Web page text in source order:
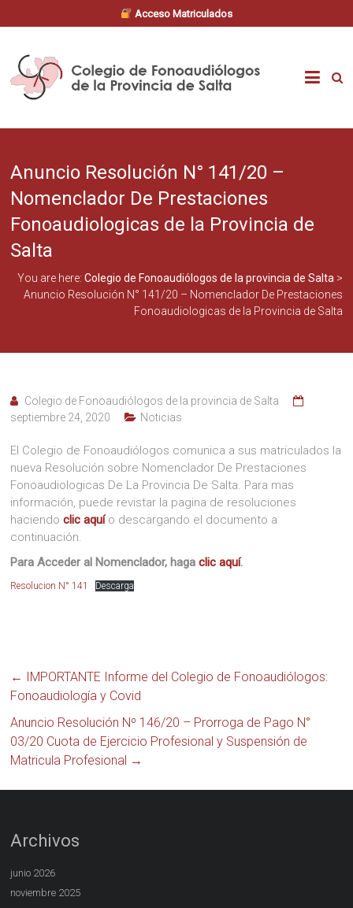
Acceso Matriculados
content
Colegio
de
de
la
provincia
de
colegio
Anuncio Resolución N° 141/20 –
Nomenclador De Prestaciones
Fonoaudiologicas de la Provincia de
Salta
You are here: Colegio de Fonoaudiólogos de la provincia de Salta>
Anuncio Resolución N° 141/20 – Nomenclador De Prestaciones
Fonoaudiologicas de la Provincia de Salta
Colegio de Fonoaudiólogos de la provincia de Salta
septiembre 24, 2020
Noticias
El Colegio de Fonoaudiólogos comunica a sus matriculados la
nueva Resolución sobre Nomenclador De Prestaciones
Fonoaudiologicas De La Provincia De Salta. Para mas
información, puede revistar la pagina de resoluciones
haciendoclic aquío descargando el documento a
continuación.
Para Acceder al Nomenclador, hagaclic aquí.
Resolucion N° 141 Descarga
←
IMPORTANTE Informe del Colegio de Fonoaudiólogos:
Fonoaudiología y Covid
Anuncio Resolución Nº 146/20 – Prorroga de Pago N°
03/20 Cuota de Ejercicio Profesional y Suspensión de
Matricula Profesional →
Archivos
junio 2026
noviembre 2025